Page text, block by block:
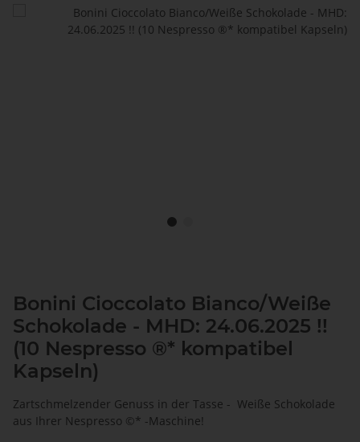
Bonini Cioccolato Bianco/Weiße
Schokolade - MHD: 24.06.2025 !!
(10 Nespresso ®* kompatibel
Kapseln)
Zartschmelzender Genuss in der Tasse - Weiße Schokolade
aus Ihrer Nespresso ©* -Maschine!